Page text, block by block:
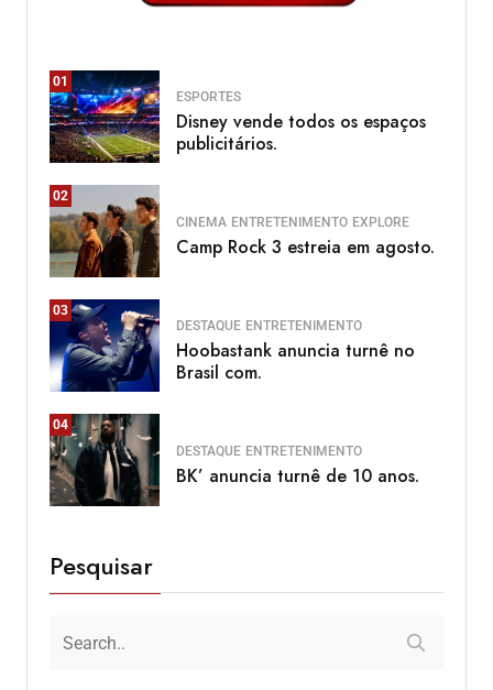
01
ESPORTES
Disney vende todos os espaços
publicitários.
02
CINEMA ENTRETENIMENTO EXPLORE
Camp Rock 3 estreia em agosto.
03
DESTAQUE ENTRETENIMENTO
Hoobastank anuncia turnê no
Brasil com.
04
DESTAQUE ENTRETENIMENTO
BK’ anuncia turnê de 10 anos.
Pesquisar